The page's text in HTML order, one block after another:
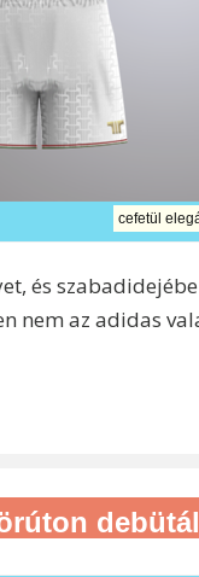
cefetül
és
nem az adidas